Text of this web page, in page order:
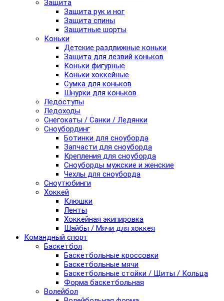
Защита
Защита рук и ног
Защита спины
Защитные шорты
Коньки
Детские раздвижные коньки
Защита для лезвий коньков
Коньки фигурные
Коньки хоккейные
Сумка для коньков
Шнурки для коньков
Ледоступы
Ледоходы
Снегокаты / Санки / Ледянки
Сноубординг
Ботинки для сноуборда
Запчасти для сноуборда
Крепления для сноуборда
Сноуборды мужские и женские
Чехлы для сноуборда
Сноутюбинги
Хоккей
Клюшки
Ленты
Хоккейная экипировка
Шайбы / Мячи для хоккея
Командный спорт
Баскетбол
Баскетбольные кроссовки
Баскетбольные мячи
Баскетбольные стойки / Щиты / Кольца
Форма баскетбольная
Волейбол